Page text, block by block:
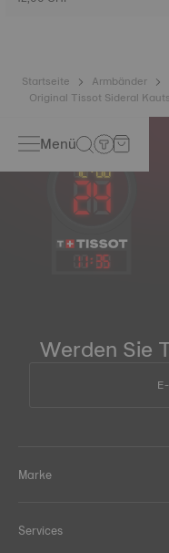
Startseite
Armbänder
Original Tissot Sideral
Menü
11: 35
Werden Sie
Marke
Services